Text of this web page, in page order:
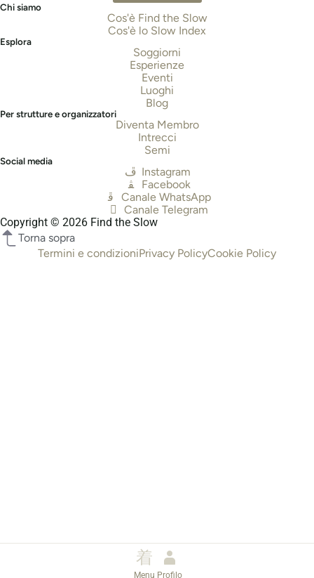
Menu Profilo
Chi siamo
Cos'è Find the Slow
Cos'è lo Slow Index
Esplora
Soggiorni
Esperienze
Eventi
Luoghi
Blog
Per strutture e organizzatori
Diventa Membro
Intrecci
Semi
Social media
Instagram
Facebook
Canale WhatsApp
Canale Telegram
Copyright © 2026 Find the Slow
Torna sopra
Termini e condizioniPrivacy PolicyCookie Policy